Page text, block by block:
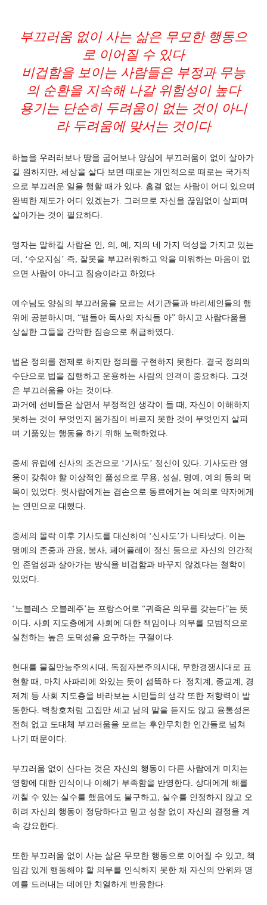
부끄러움 없이 사는 삶은 무모한 행동으
로 이어질 수 있다
비겁함을 보이는 사람들은 부정과 무능
의 순환을 지속해 나갈 위험성이 높다
용기는 단순히 두려움이 없는 것이 아니
라 두려움에 맞서는 것이다
하늘을 우러러보나 땅을 굽어보나 양심에 부끄러움이 없이 살아가
길 원하지만, 세상을 살다 보면 때로는 개인적으로 때로는 국가적
으로 부끄러운 일을 행할 때가 있다. 흠결 없는 사람이 어디 있으며
완벽한 제도가 어디 있겠는가. 그러므로 자신을 끊임없이 살피며
살아가는 것이 필요하다.
맹자는 말하길 사람은 인, 의, 예, 지의 네 가지 덕성을 가지고 있는
데, ‘수오지심’ 즉, 잘못을 부끄러워하고 악을 미워하는 마음이 없
으면 사람이 아니고 짐승이라고 하였다.
예수님도 양심의 부끄러움을 모르는 서기관들과 바리세인들의 행
위에 공분하시며, “뱀들아 독사의 자식들 아” 하시고 사람다움을
상실한 그들을 간악한 짐승으로 취급하였다.
법은 정의를 전제로 하지만 정의를 구현하지 못한다. 결국 정의의
수단으로 법을 집행하고 운용하는 사람의 인격이 중요하다. 그것
은 부끄러움을 아는 것이다.
과거에 선비들은 살면서 부정적인 생각이 들 때, 자신이 이해하지
못하는 것이 무엇인지 몸가짐이 바르지 못한 것이 무엇인지 살피
며 기품있는 행동을 하기 위해 노력하였다.
중세 유럽에 신사의 조건으로 ‘기사도’ 정신이 있다. 기사도란 영
웅이 갖춰야 할 이상적인 품성으로 무용, 성실, 명예, 예의 등의 덕
목이 있었다. 윗사람에게는 겸손으로 동료에게는 예의로 약자에게
는 연민으로 대했다.
중세의 몰락 이후 기사도를 대신하여 ‘신사도’가 나타났다. 이는
명예의 존중과 관용, 봉사, 페어플레이 정신 등으로 자신의 인간적
인 존엄성과 살아가는 방식을 비겁함과 바꾸지 않겠다는 철학이
있었다.
‘노블레스 오블레주’는 프랑스어로 “귀족은 의무를 갖는다”는 뜻
이다. 사회 지도층에게 사회에 대한 책임이나 의무를 모범적으로
실천하는 높은 도덕성을 요구하는 구절이다.
현대를 물질만능주의시대, 독점자본주의시대, 무한경쟁시대로 표
현할 때, 마치 사파리에 와있는 듯이 섬뜩하 다. 정치계, 종교계, 경
제계 등 사회 지도층을 바라보는 시민들의 생각 또한 저항력이 발
동한다. 벽창호처럼 고집만 세고 남의 말을 듣지도 않고 융통성은
전혀 없고 도대체 부끄러움을 모르는 후안무치한 인간들로 넘쳐
나기 때문이다.
부끄러움 없이 산다는 것은 자신의 행동이 다른 사람에게 미치는
영향에 대한 인식이나 이해가 부족함을 반영한다. 상대에게 해를
끼칠 수 있는 실수를 했음에도 불구하고, 실수를 인정하지 않고 오
히려 자신의 행동이 정당하다고 믿고 성찰 없이 자신의 결정을 계
속 강요한다.
또한 부끄러움 없이 사는 삶은 무모한 행동으로 이어질 수 있고, 책
임감 있게 행동해야 할 의무를 인식하지 못한 채 자신의 안위와 명
예를 드러내는 데에만 치열하게 반응한다.